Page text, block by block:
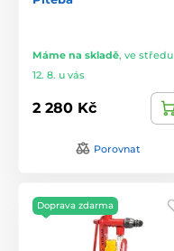
Máme na skladě, ve středu
12. 8. u vás
2 280 Kč
Porovnat
Doprava zdarma